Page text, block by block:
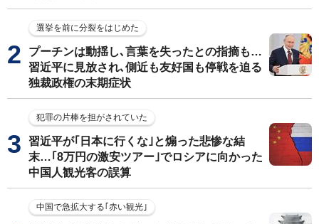
選挙を前に分裂をはじめた
プーチンは動揺し､言葉を失ったとの指摘も…
習近平に見放され､側近も友好国も停戦を迫る
独裁政権の末期症状
犯罪の片棒を担がされていた
習近平が｢日本に行くな｣と煽った悲惨な結
末…｢8万円の激安ツアー｣でロシアに向かった
中国人観光客の誤算
中国で急拡大する｢赤い観光｣